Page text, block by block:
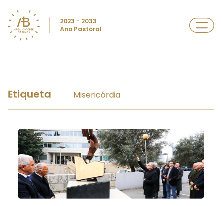
2023 - 2033
Ano Pastoral
Etiqueta Misericórdia